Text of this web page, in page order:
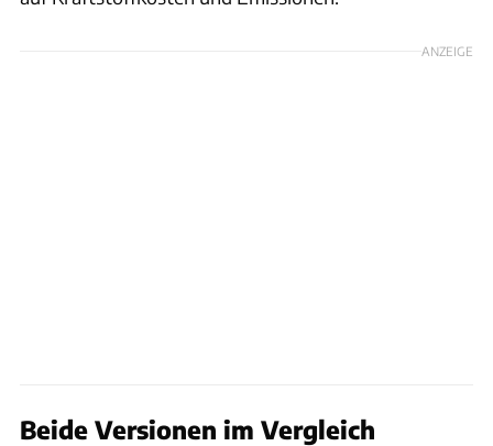
ANZEIGE
Beide Versionen im Vergleich